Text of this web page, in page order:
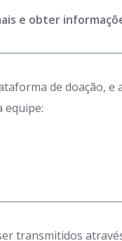
e obter
de doação,
equipe:
transmitidos